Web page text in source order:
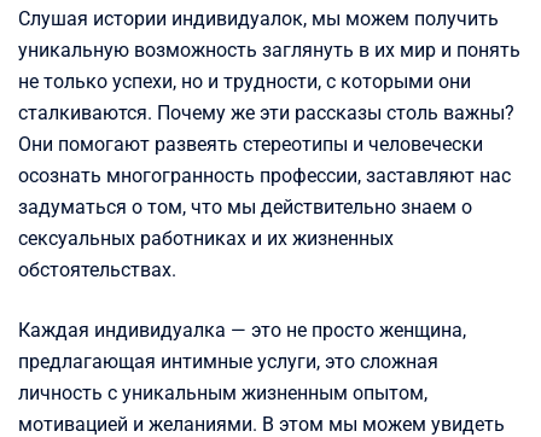
Слушая истории индивидуалок, мы можем получить
уникальную возможность заглянуть в их мир и понять
не только успехи, но и трудности, с которыми они
сталкиваются. Почему же эти рассказы столь важны?
Они помогают развеять стереотипы и человечески
осознать многогранность профессии, заставляют нас
задуматься о том, что мы действительно знаем о
сексуальных работниках и их жизненных
обстоятельствах.
Каждая индивидуалка — это не просто женщина,
предлагающая интимные услуги, это сложная
личность с уникальным жизненным опытом,
мотивацией и желаниями. В этом мы можем увидеть